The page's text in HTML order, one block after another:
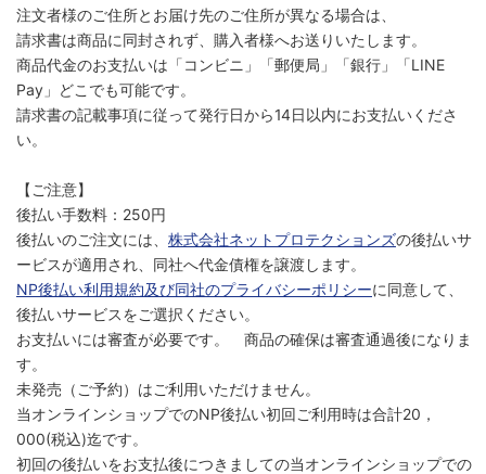
注文者様のご住所とお届け先のご住所が異なる場合は、
請求書は商品に同封されず、購入者様へお送りいたします。
商品代金のお支払いは「コンビニ」「郵便局」「銀行」「LINE
Pay」どこでも可能です。
請求書の記載事項に従って発行日から14日以内にお支払いくださ
い。
【ご注意】
後払い手数料：250円
後払いのご注文には、 株式会社ネットプロテクションズの後払いサ
ービスが適用され、同社へ代金債権を譲渡します。
NP後払い利用規約及び同社のプライバシーポリシーに同意して、
後払いサービスをご選択ください。
お支払いには審査が必要です。 商品の確保は審査通過後になりま
す。
未発売（ご予約）はご利用いただけません。
当オンラインショップでのNP後払い初回ご利用時は合計20，
000(税込)迄です。
初回の後払いをお支払後につきましての当オンラインショップでの